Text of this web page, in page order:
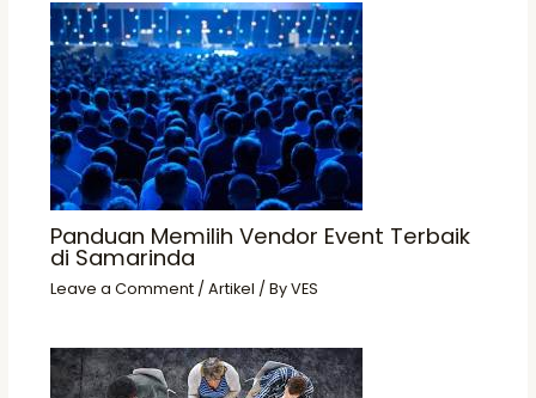
Panduan Memilih Vendor Event Terbaik
di Samarinda
Leave a Comment / Artikel / ByVES